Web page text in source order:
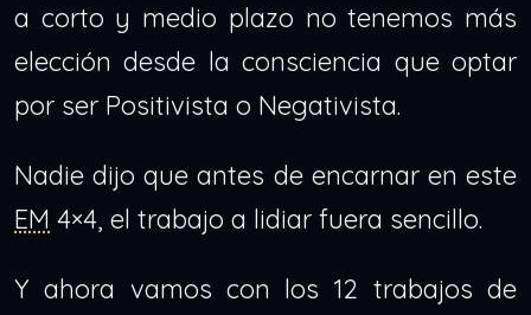
a corto y medio plazo no tenemos más
elección desde la consciencia que optar
por ser Positivista o Negativista.
Nadie dijo que antes de encarnar en este
EM 4×4, el trabajo a lidiar fuera sencillo.
Y ahora vamos con los 12 trabajos de